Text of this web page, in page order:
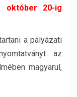
október 20-ig
a pályázati
az
magyarul,